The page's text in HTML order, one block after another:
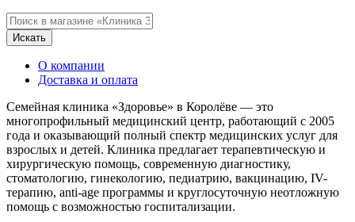
Искать
О компании
Доставка и оплата
Семейная клиника «Здоровье» в Королёве — это
многопрофильный медицинский центр, работающий с 2005
года и оказывающий полный спектр медицинских услуг для
взрослых и детей. Клиника предлагает терапевтическую и
хирургическую помощь, современную диагностику,
стоматологию, гинекологию, педиатрию, вакцинацию, IV-
терапию, anti-age программы и круглосуточную неотложную
помощь с возможностью госпитализации.